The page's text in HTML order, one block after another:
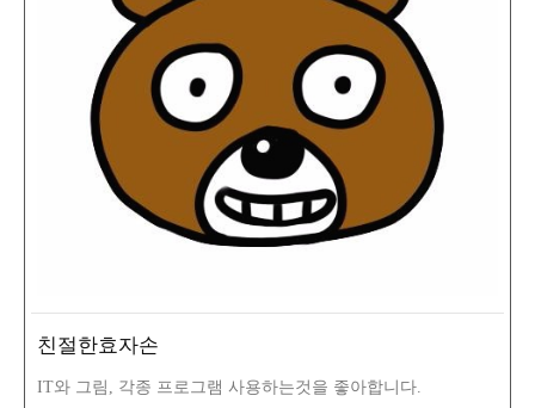
친절한효자손
IT와 그림, 각종 프로그램 사용하는것을 좋아합니다.